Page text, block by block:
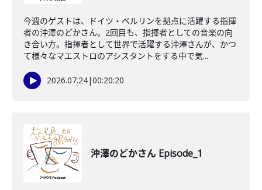
今週のゲストは、ドイツ・ベルリンを拠点に活躍する指揮
者の沖澤のどかさん。2回目も、指揮者としての音楽の向
き合い方。指揮者として世界で活躍する沖澤さんが、かつ
て様々なマエストロのアシスタントをする中で気...
2026.07.24|00:20:20
沖澤のどかさん Episode_1